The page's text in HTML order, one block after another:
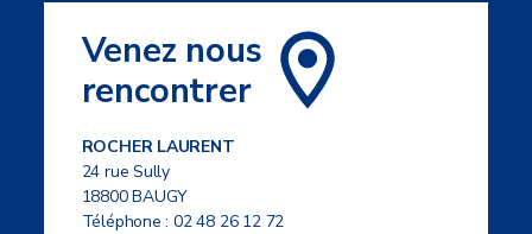
Venez nous
rencontrer
ROCHER LAURENT
24 rue Sully
18800 BAUGY
Téléphone :02 48 26 12 72